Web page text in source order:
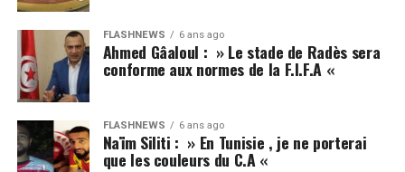
FLASHNEWS 6 ans ago
Ahmed Gâaloul : » Le stade de Radès sera
conforme aux normes de la F.I.F.A «
FLASHNEWS 6 ans ago
Naïm Siliti : » En Tunisie , je ne porterai
que les couleurs du C.A «